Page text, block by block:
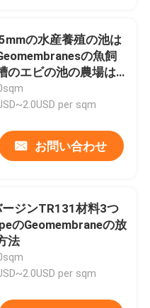
の水産養殖の池は
の魚飼
のエビの池の農場は
per sqm
お問い合わせ
ジンTR131材料3つ
のGeomembraneの放
法
per sqm